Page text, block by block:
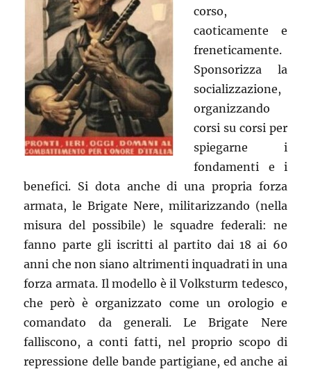
corso,
caoticamente e
freneticamente.
Sponsorizza la
socializzazione,
organizzando
corsi su corsi per
spiegarne i
fondamenti e i
benefici. Si dota anche di una propria forza
armata, le Brigate Nere, militarizzando (nella
misura del possibile) le squadre federali: ne
fanno parte gli iscritti al partito dai 18 ai 60
anni che non siano altrimenti inquadrati in una
forza armata. Il modello è il Volksturm tedesco,
che però è organizzato come un orologio e
comandato da generali. Le Brigate Nere
falliscono, a conti fatti, nel proprio scopo di
repressione delle bande partigiane, ed anche ai